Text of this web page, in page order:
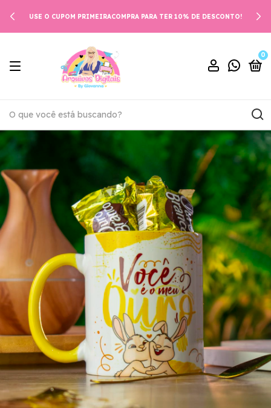
USE O CUPOM PRIMEIRACOMPRA PARA TER 10% DE DESCONTO!
0